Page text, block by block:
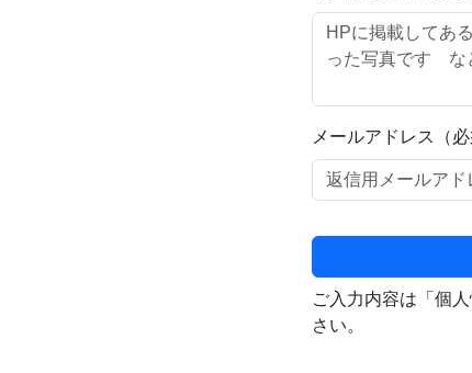
メールアドレス（必
ご入力内容は「個
さい。